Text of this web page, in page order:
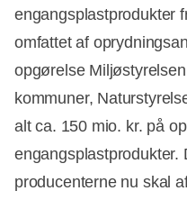
engangsplastprodukter
omfattet af
opgørelse
kommuner,
alt ca. 150 mio. kr. på
engangsplastprodukter.
producenterne nu skal